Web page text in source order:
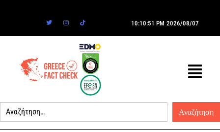
10:10:51 PM 2026/08/07